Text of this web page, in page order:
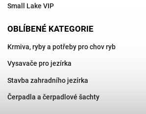
Small Lake VIP
OBLÍBENÉ KATEGORIE
Krmiva, ryby a potřeby pro chov ryb
Vysavače pro jezírka
Stavba zahradního jezírka
Čerpadla a čerpadlové šachty